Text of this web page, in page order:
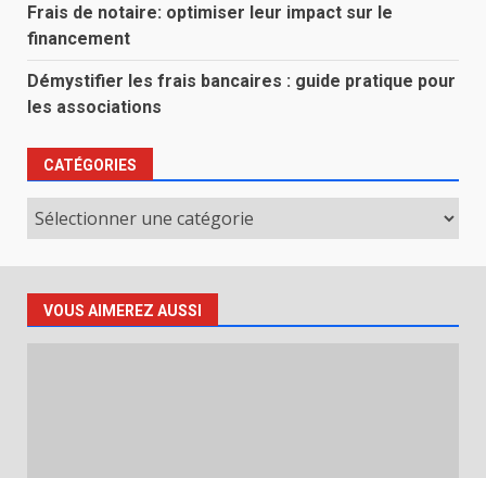
Frais de notaire: optimiser leur impact sur le
financement
Démystifier les frais bancaires : guide pratique pour
les associations
CATÉGORIES
Catégories
VOUS AIMEREZ AUSSI